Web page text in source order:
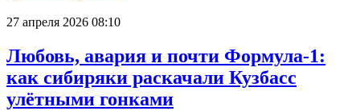
27 апреля 2026 08:10
Любовь, авария и почти Формула-1:
как сибиряки раскачали Кузбасс
улётными гонками